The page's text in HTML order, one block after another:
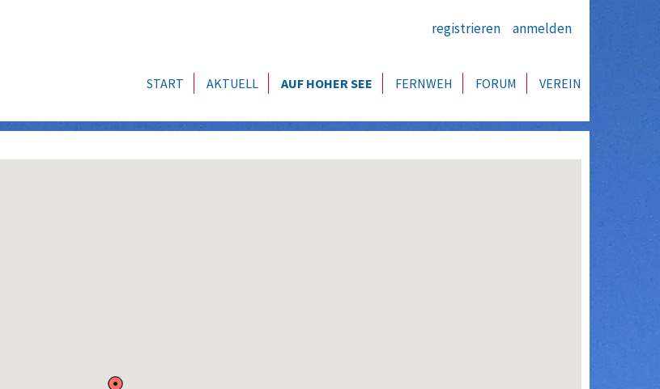
registrieren anmelden
START AKTUELL AUF HOHER SEE FERNWEH FORUM VEREIN